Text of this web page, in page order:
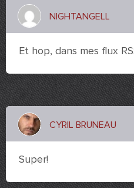
NIGHTANGELL
Et hop, dans mes flux
CYRIL BRUNEAU
Super!